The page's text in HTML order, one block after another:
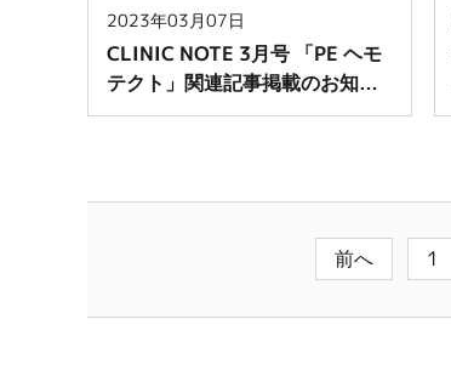
2023年03月07日
CLINIC NOTE 3月号 「PE ヘモ
テクト」関連記事掲載のお知ら
せ
前へ 1